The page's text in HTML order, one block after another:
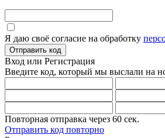
Я даю своё согласие на обработку
Отправить код
Вход или Регистрация
Введите код, который мы выслали на
Повторная отправка через 60 сек.
Отправить код повторно